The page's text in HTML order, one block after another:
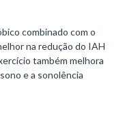
combinado com o
na redução do IAH
também melhora
e a sonolência